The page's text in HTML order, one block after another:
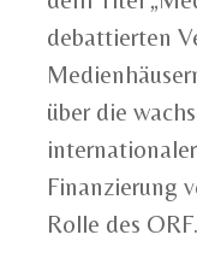
debattierten
über die
Finanzierung
Rolle des ORF.